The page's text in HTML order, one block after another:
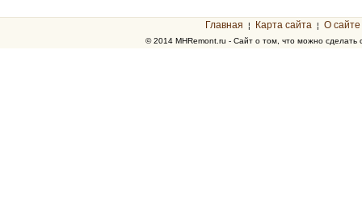
Главная ¦ Карта сайта ¦ О сайте
© 2014 MHRemont.ru - Сайт о том, что можно сделать